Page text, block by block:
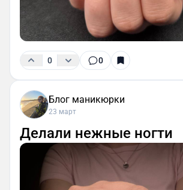
0 0
Блог маникюрки
23 март
Делали нежные ногти